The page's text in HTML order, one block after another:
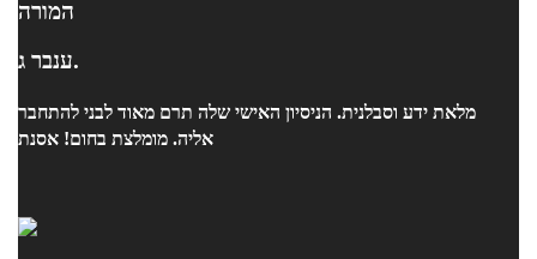
המורה
ענבר ג.
מלאת ידע וסבלנית. הניסיון האישי שלה תרם מאוד לבני להתחבר
אליה. מומלצת בחום! אסנת